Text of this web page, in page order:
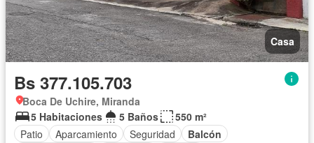
Casa
Bs 377.105.703
Boca De Uchire, Miranda
5 Habitaciones
5 Baños
550 m²
Patio
Aparcamiento Seguridad
Balcón